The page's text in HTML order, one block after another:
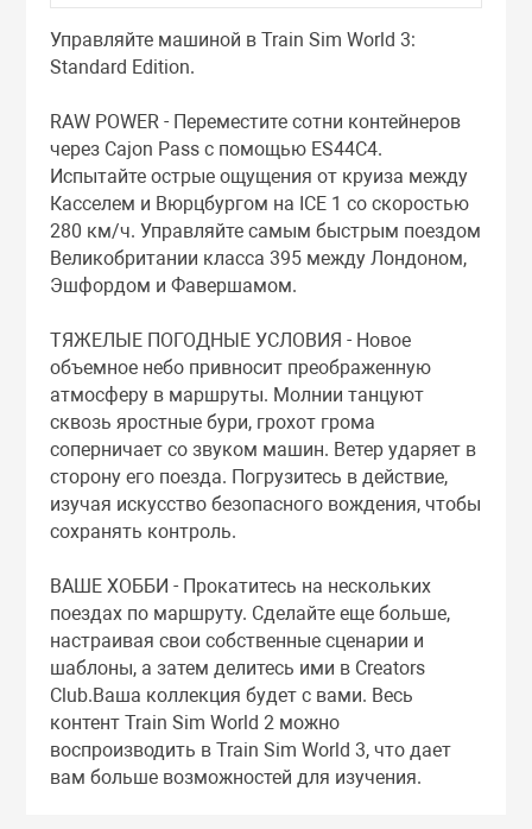
Управляйте машиной в Train Sim World 3:
Standard Edition.
RAW POWER - Переместите сотни контейнеров
через Cajon Pass с помощью ES44C4.
Испытайте острые ощущения от круиза между
Касселем и Вюрцбургом на ICE 1 со скоростью
280 км/ч. Управляйте самым быстрым поездом
Великобритании класса 395 между Лондоном,
Эшфордом и Фавершамом.
ТЯЖЕЛЫЕ ПОГОДНЫЕ УСЛОВИЯ - Новое
объемное небо привносит преображенную
атмосферу в маршруты. Молнии танцуют
сквозь яростные бури, грохот грома
соперничает со звуком машин. Ветер ударяет в
сторону его поезда. Погрузитесь в действие,
изучая искусство безопасного вождения, чтобы
сохранять контроль.
ВАШЕ ХОББИ - Прокатитесь на нескольких
поездах по маршруту. Сделайте еще больше,
настраивая свои собственные сценарии и
шаблоны, а затем делитесь ими в Creators
Club.Ваша коллекция будет с вами. Весь
контент Train Sim World 2 можно
воспроизводить в Train Sim World 3, что дает
вам больше возможностей для изучения.